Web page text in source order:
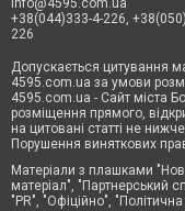
+38(044)333-4-226,
226
Допускається цитування
4595.com.ua за умови
4595.com.ua - Сайт міста
розміщення прямого,
на цитовані статті не
Порушення виняткових
Матеріали з плашками
матеріал", "Партнерський
"PR", "Офіційно",